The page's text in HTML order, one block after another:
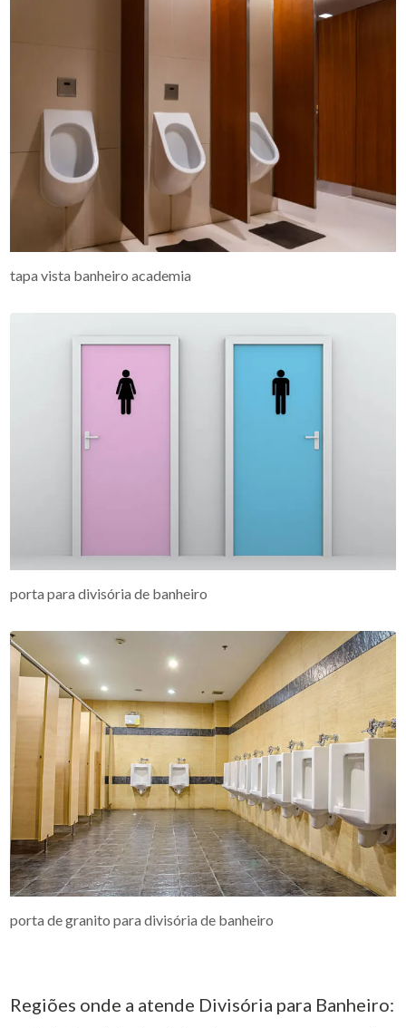
tapa vista banheiro academia
porta para divisória de banheiro
porta de granito para divisória de banheiro
Regiões onde a atende Divisória para Banheiro: